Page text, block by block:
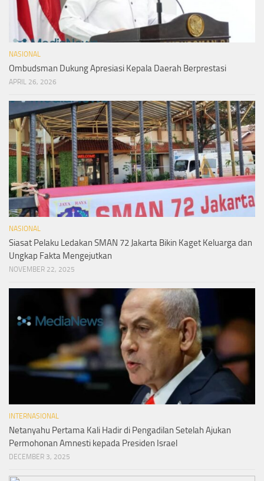
NASIONAL
Ombudsman Dukung Apresiasi Kepala Daerah Berprestasi
APRIL 26, 2026
NASIONAL
Siasat Pelaku Ledakan SMAN 72 Jakarta Bikin Kaget Keluarga dan
Ungkap Fakta Mengejutkan
NOVEMBER 22, 2025
INTERNASIONAL
Netanyahu Pertama Kali Hadir di Pengadilan Setelah Ajukan
Permohonan Amnesti kepada Presiden Israel
DECEMBER 3, 2025